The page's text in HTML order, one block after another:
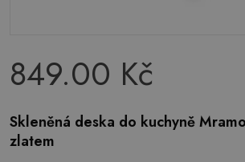
849.00 Kč
Skleněná deska do kuchyně
zlatem